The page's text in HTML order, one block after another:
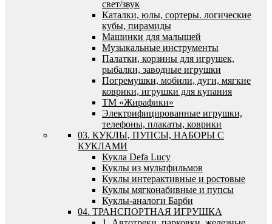
свет/звук
Каталки, юлы, сортеры. логические
кубы, пирамиды
Машинки для малышей
Музыкальные инструменты
Палатки, корзины для игрушек,
рыбалки, заводные игрушки
Погремушки, мобили, дуги, мягкие
коврики, игрушки для купания
ТМ «Жирафики»
Электрифицированные игрушки,
телефоны, плакаты, коврики
03. КУКЛЫ, ПУПСЫ, НАБОРЫ С
КУКЛАМИ
Кукла Defa Lucy
Куклы из мультфильмов
Куклы интерактивные и ростовые
Куклы мягконабивные и пупсы
Куклы-аналоги Барби
04. ТРАНСПОРТНАЯ ИГРУШКА